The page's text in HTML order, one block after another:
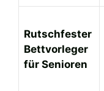
Rutschfester
Bettvorleger
für Senioren